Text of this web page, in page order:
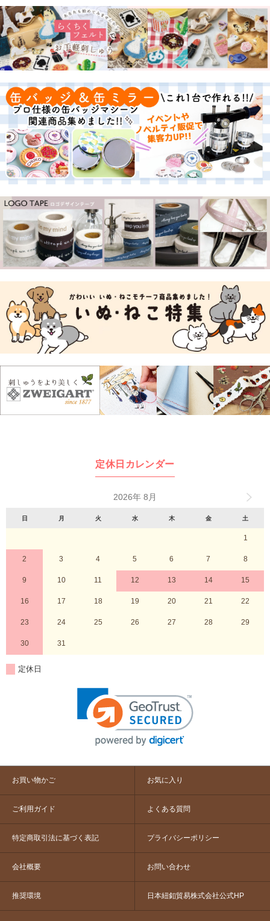
定休日カレンダー
2026年 8月
日 月 火 水 木 金 土
1
2 3 4 5 6 7 8
9 10 11 12 13 14 15
16 17 18 19 20 21 22
23 24 25 26 27 28 29
30 31
定休日
お買い物かご お気に入り
ご利用ガイド よくある質問
特定商取引法に基づく表記 プライバシーポリシー
会社概要 お問い合わせ
推奨環境 日本紐釦貿易株式会社公式HP